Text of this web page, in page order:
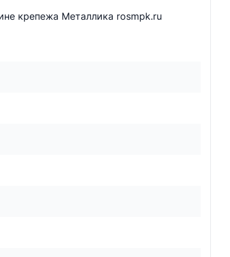
крепежа Металлика rosmpk.ru